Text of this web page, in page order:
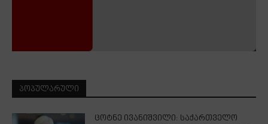
ᲞᲝᲞᲣᲚᲐᲠᲣᲚᲘ
ცოტნე ივანიშვილი: საქართველო